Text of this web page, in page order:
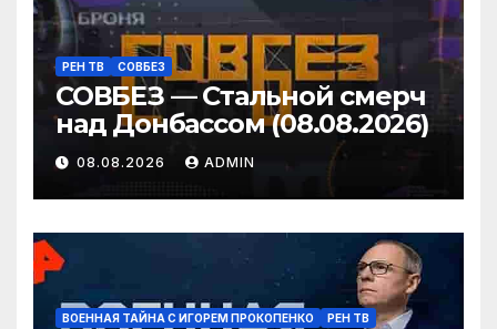
РЕН ТВ СОВБЕЗ
СОВБЕЗ — Стальной смерч
над Донбассом (08.08.2026)
08.08.2026 ADMIN
ВОЕННАЯ ТАЙНА С ИГОРЕМ ПРОКОПЕНКО РЕН ТВ